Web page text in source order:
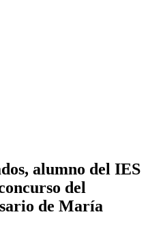
alumno del IES
del
de María